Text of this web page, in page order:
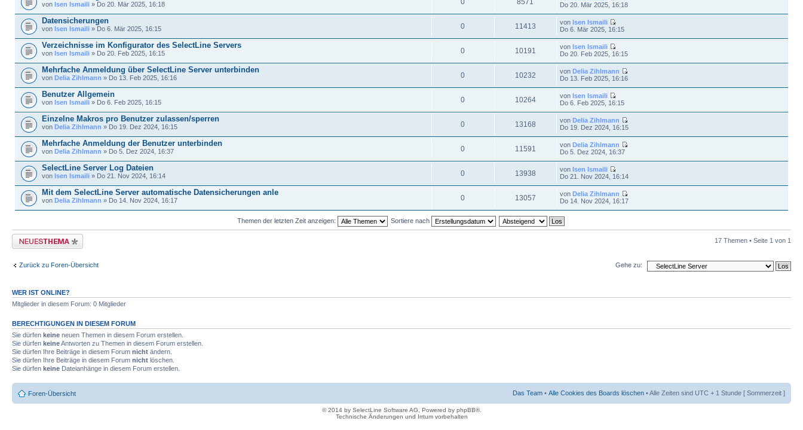
von Isen Ismaili » Do 20. Mär 2025, 16:18 0 8571
Do 20. Mär 2025, 16:18
Datensicherungen
von Isen Ismaili » Do 6. Mär 2025, 16:15 0 11413 vonIsen Ismaili
Do 6. Mär 2025, 16:15
Verzeichnisse im Konfigurator des SelectLine Servers
von Isen Ismaili » Do 20. Feb 2025, 16:15 0 10191 vonIsen Ismaili
Do 20. Feb 2025, 16:15
Mehrfache Anmeldung über SelectLine Server unterbinden
von Delia Zihlmann » Do 13. Feb 2025, 16:16 0 10232 vonDelia Zihlmann
Do 13. Feb 2025, 16:16
Benutzer Allgemein
von Isen Ismaili » Do 6. Feb 2025, 16:15 0 10264 vonIsen Ismaili
Do 6. Feb 2025, 16:15
Einzelne Makros pro Benutzer zulassen/sperren
von Delia Zihlmann » Do 19. Dez 2024, 16:15 0 13168 vonDelia Zihlmann
Do 19. Dez 2024, 16:15
Mehrfache Anmeldung der Benutzer unterbinden
von Delia Zihlmann » Do 5. Dez 2024, 16:37 0 11591 vonDelia Zihlmann
Do 5. Dez 2024, 16:37
SelectLine Server Log Dateien
von Isen Ismaili » Do 21. Nov 2024, 16:14 0 13938 vonIsen Ismaili
Do 21. Nov 2024, 16:14
Mit dem SelectLine Server automatische Datensicherungen anle
von Delia Zihlmann » Do 14. Nov 2024, 16:17 0 13057 vonDelia Zihlmann
Do 14. Nov 2024, 16:17
Themen der letzten Zeit anzeigen: Sortiere nach
Neues Thema erstellen 17 Themen • Seite 1 von 1
Zurück zu Foren-Übersicht Gehe zu:
WER IST ONLINE?
Mitglieder in diesem Forum: 0 Mitglieder
BERECHTIGUNGEN IN DIESEM FORUM
Sie dürfen keine neuen Themen in diesem Forum erstellen.
Sie dürfen keineAntworten zu Themen in diesem Forum erstellen.
Sie dürfen Ihre Beiträge in diesem Forum nicht ändern.
Sie dürfen Ihre Beiträge in diesem Forum nicht löschen.
Sie dürfen keine Dateianhänge in diesem Forum erstellen.
Foren-Übersicht Das Team • Alle Cookies des Boards löschen • Alle Zeiten sind UTC + 1 Stunde [ Sommerzeit ]
© 2014 by SelectLine Software AG, Powered by phpBB®.
Technische Änderungen und Irrtum vorbehalten